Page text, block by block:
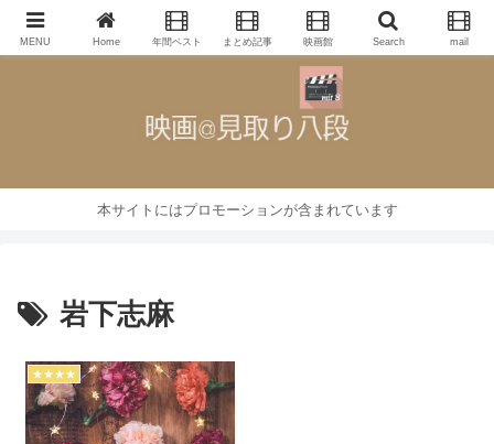
映画批評・レビューブログ
本サイトにはプロモーションが含まれています
岩下志麻
★★★★
MENU Home 年間ベスト まとめ記事 映画館 Search mail